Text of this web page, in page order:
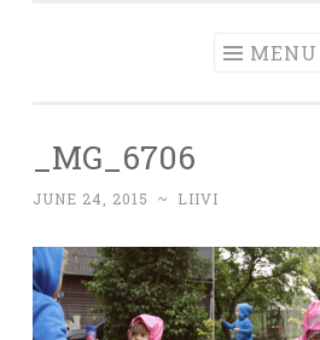
MENU
_MG_6706
JUNE 24, 2015 ~ LIIVI